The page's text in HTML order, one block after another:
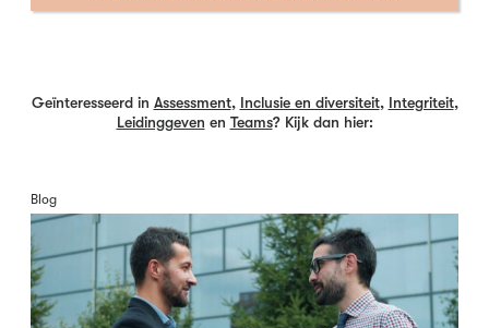
Geïnteresseerd in Assessment, Inclusie en diversiteit, Integriteit,
Leidinggeven en Teams? Kijk dan hier:
Blog